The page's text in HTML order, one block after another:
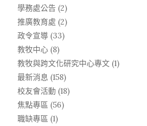
學務處公告 (2)
推廣教育處 (2)
政令宣導(33)
教牧中心(8)
教牧與跨文化研究中心專文(1)
最新消息 (158)
校友會活動 (18)
焦點專區 (56)
職缺專區 (1)